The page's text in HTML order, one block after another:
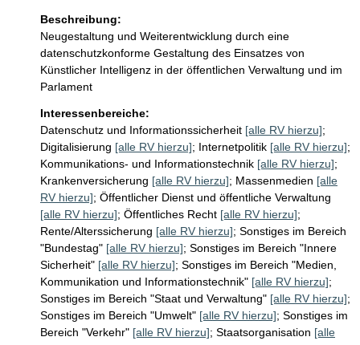
Beschreibung:
Neugestaltung und Weiterentwicklung durch eine
datenschutzkonforme Gestaltung des Einsatzes von
Künstlicher Intelligenz in der öffentlichen Verwaltung und im
Parlament
Interessenbereiche:
Datenschutz und Informationssicherheit [alle RV hierzu];
Digitalisierung [alle RV hierzu]; Internetpolitik [alle RV hierzu];
Kommunikations- und Informationstechnik [alle RV hierzu];
Krankenversicherung [alle RV hierzu]; Massenmedien [alle
RV hierzu]; Öffentlicher Dienst und öffentliche Verwaltung
[alle RV hierzu]; Öffentliches Recht [alle RV hierzu];
Rente/Alterssicherung [alle RV hierzu]; Sonstiges im Bereich
"Bundestag" [alle RV hierzu]; Sonstiges im Bereich "Innere
Sicherheit" [alle RV hierzu]; Sonstiges im Bereich "Medien,
Kommunikation und Informationstechnik" [alle RV hierzu];
Sonstiges im Bereich "Staat und Verwaltung" [alle RV hierzu];
Sonstiges im Bereich "Umwelt" [alle RV hierzu]; Sonstiges im
Bereich "Verkehr" [alle RV hierzu]; Staatsorganisation [alle